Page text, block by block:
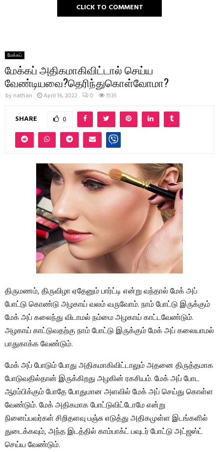
CLICK TO COMMENT
மேக்கப்
மேக்கப் அதிகமாகிவிட்டால் செய்ய
வேண்டியவை?தெரிந்துகொள்வோமா?
by nathan April 16, 2022 0 1535
SHARE 0
திருமணம், திருவிழா ஏதேனும் பார்ட்டி என்று வந்தால் மேக் அப்
போட்டு கொண்டு அழகாய் வலம் வருவோம். நாம் போட்டு இருக்கும்
மேக் அப் கலைந்து விடாமல் நம்மை அழகாய் காட்டவேண்டும்.
அழகாய் காட்டுவதற்கு நாம் போட்டு இருக்கும் மேக் அப் கலையாமல்
பாதுகாக்க வேண்டும்.
மேக் அப் போடும் போது அதிகமாகிவிட்டாலும் அதனை திருத்தமாக
போடுவதில்தான் இருக்கிறது அழகின் ரகசியம். மேக் அப் போட
ஆரம்பிக்கும் போதே போதுமான அளவில் மேக் அப் செய்து கொள்ள
வேண்டும். மேக் அதிகமாக போட்டுவிட்டோமே என்று
நினைப்பவர்கள் சிறிதளவு பஞ்சு எடுத்து அதிகமுள்ள இடங்களில்
துடைக்கவும், அந்த இடத்தில் காம்பாக்ட் பவுடர் போட்டு அட்ஜஸ்ட்
செய்ய வேண்டும்.